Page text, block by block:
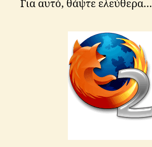
Για αυτό, θάψτε ελεύθερα…